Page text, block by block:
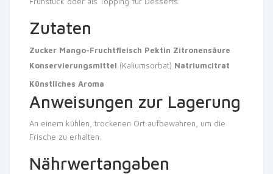
Zutaten
Zucker Mango-Fruchtfleisch Pektin Zitronensäure
Konservierungsmittel (Kaliumsorbat) Natriumcitrat
Künstliches Aroma
Anweisungen zur Lagerung
An einem kühlen, trockenen Ort aufbewahren, um die
Frische zu erhalten.
Nährwertangaben